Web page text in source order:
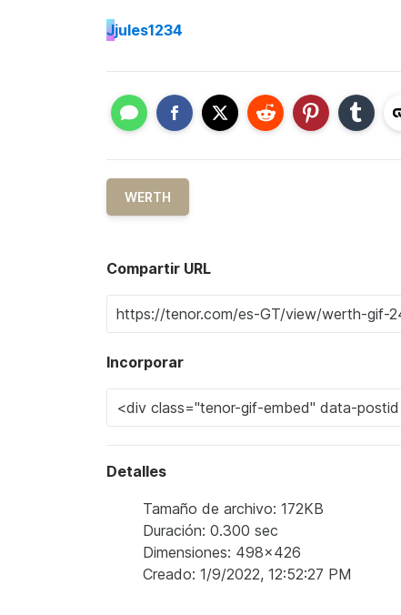
Jjules1234
WERTH
Compartir URL
Incorporar
Detalles
Tamaño de archivo: 172KB
Duración: 0.300 sec
Dimensiones: 498x426
Creado: 1/9/2022, 12:52:27 PM